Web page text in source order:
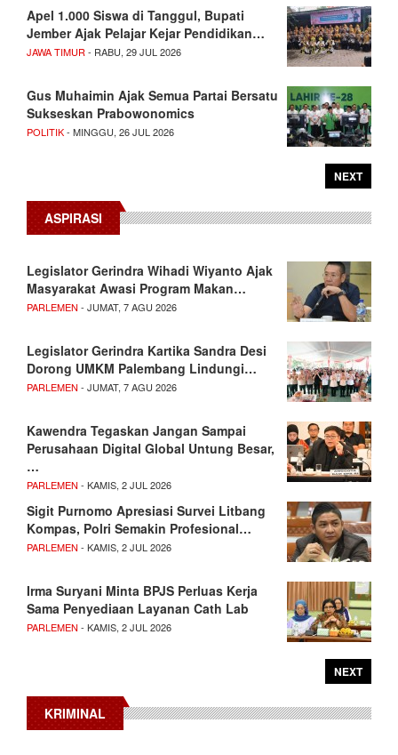
Apel 1.000 Siswa di Tanggul, Bupati
Jember Ajak Pelajar Kejar Pendidikan…
JAWA TIMUR - RABU, 29 JUL 2026
Gus Muhaimin Ajak Semua Partai Bersatu
Sukseskan Prabowonomics
POLITIK- MINGGU, 26 JUL 2026
NEXT
ASPIRASI
Legislator Gerindra Wihadi Wiyanto Ajak
Masyarakat Awasi Program Makan…
PARLEMEN - JUMAT, 7 AGU 2026
Legislator Gerindra Kartika Sandra Desi
Dorong UMKM Palembang Lindungi…
PARLEMEN - JUMAT, 7 AGU 2026
Kawendra Tegaskan Jangan Sampai
Perusahaan Digital Global Untung Besar,
…
PARLEMEN - KAMIS, 2 JUL 2026
Sigit Purnomo Apresiasi Survei Litbang
Kompas, Polri Semakin Profesional…
PARLEMEN - KAMIS, 2 JUL 2026
Irma Suryani Minta BPJS Perluas Kerja
Sama Penyediaan Layanan Cath Lab
PARLEMEN - KAMIS, 2 JUL 2026
NEXT
KRIMINAL